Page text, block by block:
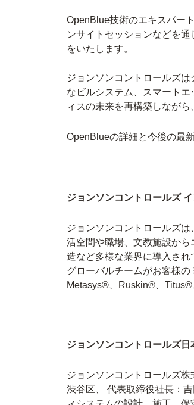
OpenBlue技術のエキスパー
ンサイトセッションなどを
をいたします。
ジョンソンコントロールズ
なビルシステム、スマート
ィスの未来を再構築しながら
OpenBlueの詳細と今後の最
ジョンソンコントロールズ
ジョンソンコントロールズ
活空間や職場、文教施設か
造など多様な業界に導入さ
グローバルチームがお客様
Metasys®、Ruskin®、
ジョンソンコントロールズ日
ジョンソンコントロールズ
渋谷区、 代表取締役社長：